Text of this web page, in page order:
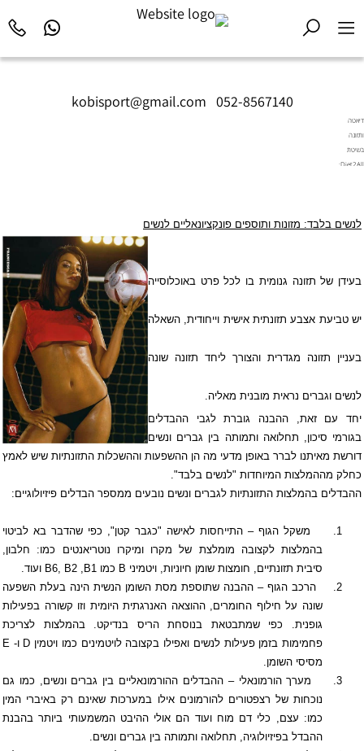
kobisport@gmail.com 052-8567140
דיאטה
ותזונה
בשיטת
Diet2All:
המושלם.
לנשים בלבד: מזונות ותוספים פונקציונאליים לנשים
בעידן של תזונה גנומית בו לכל פרט באוכלוסייה
יש טביעת אצבע תזונתית אישית וייחודית, השאלה
בעניין תזונה מגדרית והצורך ליחד תזונה שונה
לנשים וגברים נראית מובנית מאליה.
יחד עם זאת, ההבנה גוברת לגבי ההבדלים
בגורמי סיכון, תחלואה ותמותה בין גברים ונשים
דורשת מאיתנו לברר באופן מדעי מה הן ההשפעות וההשכלות התזונתיות שיש לאמץ
כחלק מההמלצות המיוחדות "לנשים בלבד".
ההבדלים בהמלצות התזונתיות לגברים ונשים נובעים ממספר הבדלים פיזיולוגיים:
1.
משקל הגוף – התייחסות לאישה "כגבר קטן", כפי שהדבר בא לביטוי
בהמלצות לקצובה מומלצת של מקרו ומיקרו נוטריאנטים כמו: חלבון,
סיבית תזונתיים, חומצות שומן חיוניות, ויטמיני B כמו B1
B2
B6 ועוד.
2.
הרכב הגוף – ההבנה שתוספת מסת השומן הנשית הינה בעלת השפעה
שונה על חילוף החומרים, ההוצאה האנרגתית היומית וזו קשורה בפעילות
גופנית. כפי שמתבטאת בנוסחת הריס בנדיקט. בהמלצות לצריכת
פחמימות בזמן פעילות לנשים ואפילו בקצובה לויטמינים כמו ויטמין D ו- E
מסיסי השומן.
3.
מערך הורמונאלי – ההבדלים ההורמונאליים בין גברים ונשים, כמו גם
נוכחות של רצפטורים להורמונים אילו במערכות שאינם רק באיברי המין
כמו: עצם, כלי דם מוח ועוד הם אולי ההיבט המשמעותי ביותר בהבנת
ההבדל בפיזיולוגיה, תחלואה ותמותה בין גברים ונשים.